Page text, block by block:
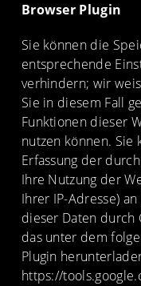
Browser Plugin
Sie können die
entsprechende
verhindern; wir
Sie in diesem Fall
Funktionen dieser
nutzen können. Sie
Erfassung der
Ihre Nutzung der
Ihrer IP-Adresse)
dieser Daten durch
das unter dem
Plugin
https://